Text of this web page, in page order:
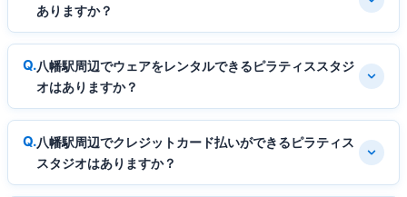
ありますか？
八幡駅周辺でウェアをレンタルできるピラティススタジ
オはありますか？
八幡駅周辺でクレジットカード払いができるピラティス
スタジオはありますか？